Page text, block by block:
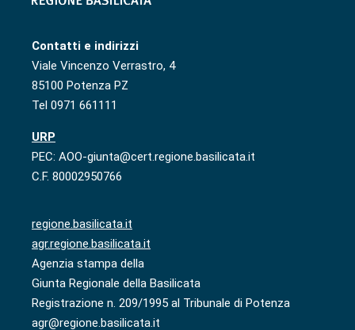
Contatti e indirizzi
Viale Vincenzo Verrastro, 4
85100 Potenza PZ
Tel 0971 661111
URP
PEC: AOO-giunta@cert.regione.basilicata.it
C.F. 80002950766
regione.basilicata.it
agr.regione.basilicata.it
Agenzia stampa della
Giunta Regionale della Basilicata
Registrazione n. 209/1995 al Tribunale di Potenza
agr@regione.basilicata.it